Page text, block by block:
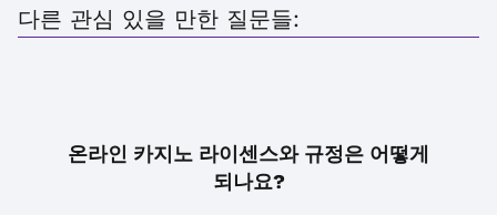
다른 관심 있을 만한 질문들:
온라인 카지노 라이센스와 규정은 어떻게
되나요?